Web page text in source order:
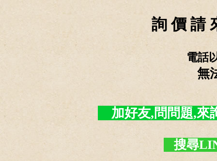
詢 價 請
電話
無
加好友,問問題,來
搜尋